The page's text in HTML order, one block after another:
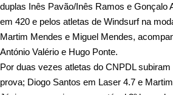
duplas Inês Pavão/Inês Ramos e Gonçalo
em 420 e pelos atletas de Windsurf na
Martim Mendes e Miguel Mendes,
António Valério e Hugo Ponte.
Por duas vezes atletas do CNPDL
prova; Diogo Santos em Laser 4.7 e